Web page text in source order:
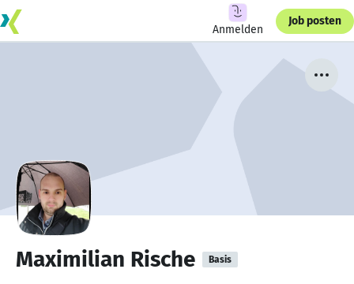
Anmelden
Job posten
Maximilian Rische Basis